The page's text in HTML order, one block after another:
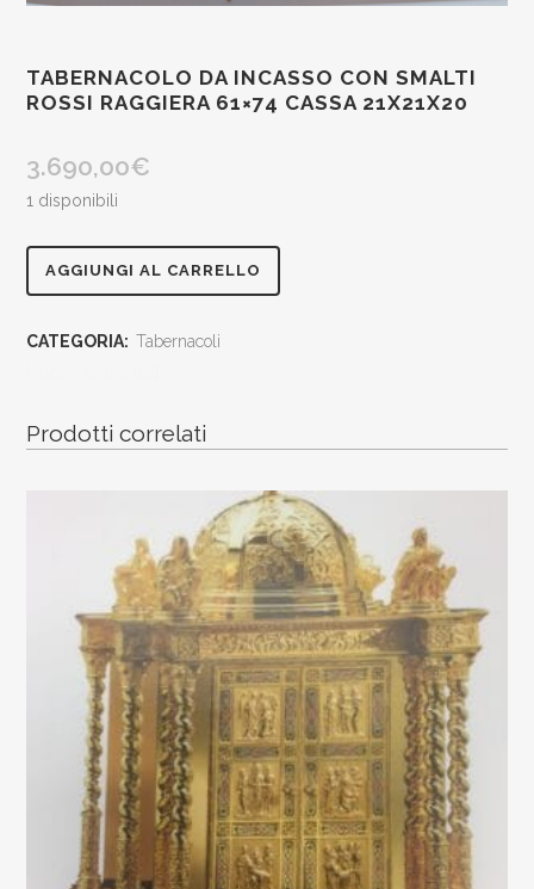
TABERNACOLO DA INCASSO CON SMALTI
ROSSI RAGGIERA 61×74 CASSA 21X21X20
3.690,00€
1 disponibili
tabernacolo
smalti
21x21x20
AGGIUNGI AL CARRELLO
CATEGORIA: Tabernacoli
Prodotti correlati